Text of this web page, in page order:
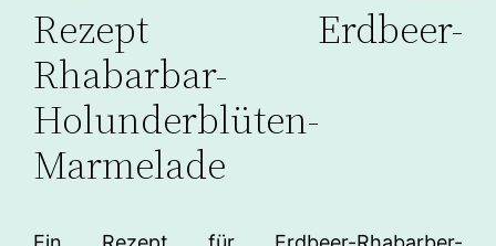
Rezept Erdbeer-
Rhabarbar-
Holunderblüten-
Marmelade